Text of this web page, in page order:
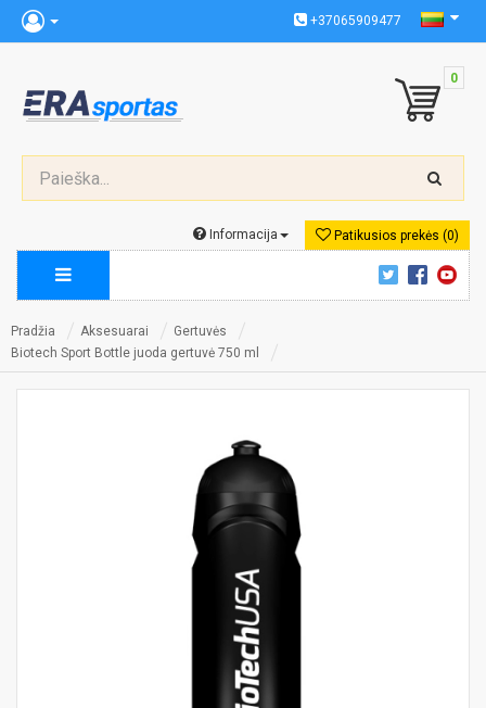
+37065909477
0
Patikusios prekės (0)
Informacija
Pradžia Aksesuarai
Gertuvės
Biotech Sport Bottle juoda gertuvė 750 ml